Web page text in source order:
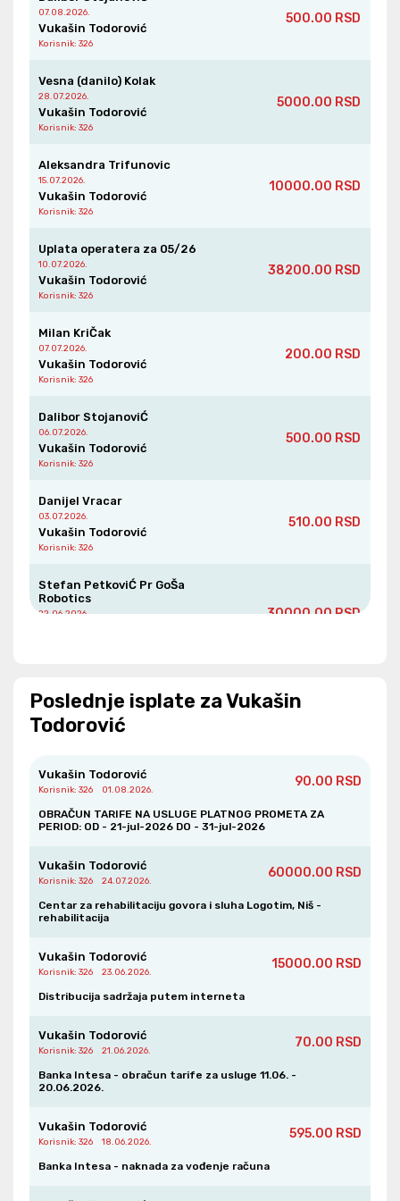
07.08.2026.
Vukašin Todorović
Korisnik: 326
500.00 RSD
Vesna (danilo) Kolak
28.07.2026.
Vukašin Todorović
Korisnik: 326
5000.00 RSD
Aleksandra Trifunovic
15.07.2026.
Vukašin Todorović
Korisnik: 326
10000.00 RSD
Uplata operatera za 05/26
10.07.2026.
Vukašin Todorović
Korisnik: 326
38200.00 RSD
Milan KriČak
07.07.2026.
Vukašin Todorović
Korisnik: 326
200.00 RSD
Dalibor StojanoviĆ
06.07.2026.
Vukašin Todorović
Korisnik: 326
500.00 RSD
Danijel Vracar
03.07.2026.
Vukašin Todorović
Korisnik: 326
510.00 RSD
Stefan PetkoviĆ Pr GoŠa
Robotics
22.06.2026. 30000.00 RSD
19.06.2026.
Vukašin Todorović
Korisnik: 326
2000.00 RSD
Tosic Jelena
15.06.2026.
Korisnik: 326
3000.00 RSD
Aleksandar
10.06.2026.
Korisnik: 326
10500.00 RSD
10.06.2026.
Vukašin Todorović
Korisnik: 326
5000.00 RSD
Letica MilenkoviĆ
VukiĆeviĆ
Vukašin Todorović
Korisnik: 326
Stefan Stefanovic
05.06.2026.
Vukašin Todorović
Poslednje isplate za Vukašin
Todorović
Vukašin Todorović
Korisnik: 326 01.08.2026.
OBRAČUN TARIFE NA USLUGE PLATNOG PROMETA ZA
PERIOD: OD - 21-jul-2026 DO - 31-jul-2026
90.00 RSD
Vukašin Todorović
Korisnik: 326 24.07.2026.
Centar za rehabilitaciju govora i sluha Logotim, Niš -
rehabilitacija
60000.00 RSD
Vukašin Todorović
Korisnik: 326 23.06.2026.
Distribucija sadržaja putem interneta
15000.00 RSD
Vukašin Todorović
Korisnik: 326 21.06.2026.
Banka Intesa - obračun tarife za usluge 11.06. -
20.06.2026.
70.00 RSD
Vukašin Todorović
Korisnik: 326 18.06.2026.
Banka Intesa - naknada za vođenje računa
595.00 RSD